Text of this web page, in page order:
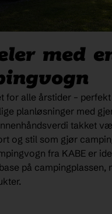
med
for alle årstider –
planløsninger med
takket
og stil som gjør
fra KABE er
på campingplassen,